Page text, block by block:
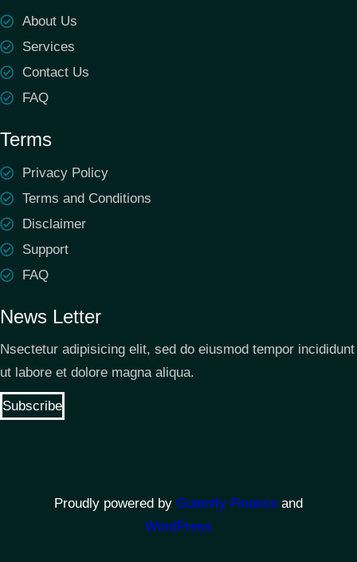
About Us
Services
Contact Us
FAQ
Terms
Privacy Policy
Terms and Conditions
Disclaimer
Support
FAQ
News Letter
Nsectetur adipisicing elit, sed do eiusmod tempor incididunt
ut labore et dolore magna aliqua.
Subscribe
Proudly powered by Gutenify Finance and
WordPress